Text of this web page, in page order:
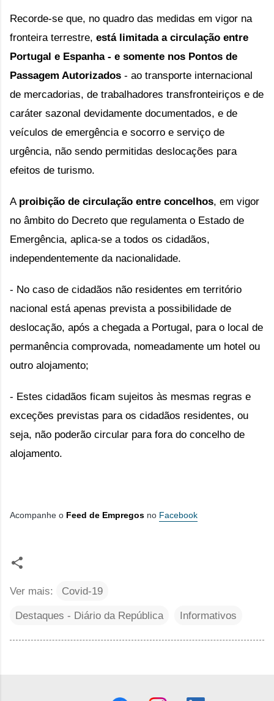
Recorde-se que, no quadro das medidas em vigor na
fronteira terrestre, está limitada a circulação entre
Portugal e Espanha - e somente nos Pontos de
Passagem Autorizados - ao transporte internacional
de mercadorias, de trabalhadores transfronteiriços e de
caráter sazonal devidamente documentados, e de
veículos de emergência e socorro e serviço de
urgência, não sendo permitidas deslocações para
efeitos de turismo.
A proibição de circulação entre concelhos, em vigor
no âmbito do Decreto que regulamenta o Estado de
Emergência, aplica-se a todos os cidadãos,
independentemente da nacionalidade.
- No caso de cidadãos não residentes em território
nacional está apenas prevista a possibilidade de
deslocação, após a chegada a Portugal, para o local de
permanência comprovada, nomeadamente um hotel ou
outro alojamento;
- Estes cidadãos ficam sujeitos às mesmas regras e
exceções previstas para os cidadãos residentes, ou
seja, não poderão circular para fora do concelho de
alojamento.
Acompanhe o Feed de Empregos no Facebook
Ver mais:
Covid-19
Destaques - Diário da República
Informativos